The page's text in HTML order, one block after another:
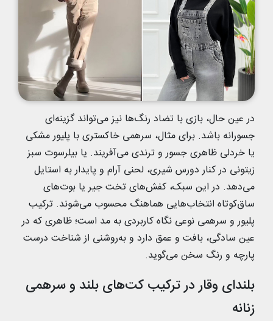
در عین حال، بازی با تضاد رنگ‌ها نیز می‌تواند گزینه‌ای
جسورانه باشد. برای مثال، سرهمی خاکستری با پلیور مشکی
یا خردلی ظاهری جسور و ترندی می‌آفریند. یا بیلرسوت سبز
زیتونی در کنار دورس شیری، لحنی آرام و پایدار به استایل
می‌دهد. در این سبک، کفش‌های تخت جیر یا بوت‌های
ساق‌کوتاه انتخاب‌هایی هماهنگ محسوب می‌شوند. ترکیب
پلیور و سرهمی نوعی نگاه کاربردی به مد است؛ ظاهری که در
عین سادگی، بافت و عمق دارد و به‌روشنی از شناخت درست
پارچه و رنگ سخن می‌گوید.
بلندای وقار در ترکیب کت‌های بلند و سرهمی
زنانه